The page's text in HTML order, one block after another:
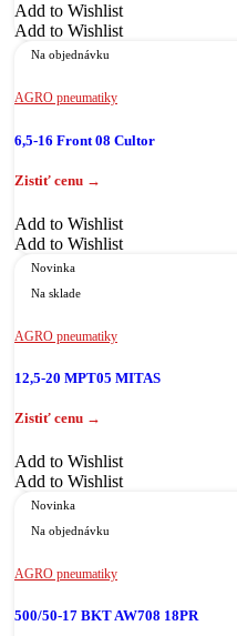
Add to Wishlist
Add to Wishlist
Na objednávku
AGRO pneumatiky
6,5-16 Front 08 Cultor
Add to Wishlist
Add to Wishlist
Novinka
Na sklade
AGRO pneumatiky
12,5-20 MPT05 MITAS
Add to Wishlist
Add to Wishlist
Novinka
Na objednávku
AGRO pneumatiky
500/50-17 BKT AW708 18PR